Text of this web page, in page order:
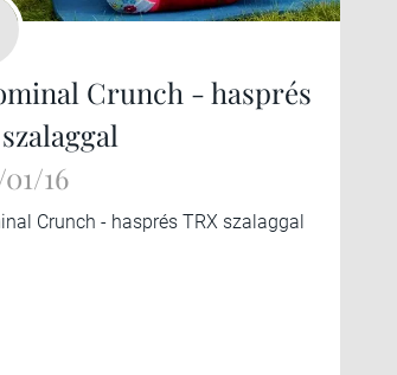
Crunch - hasprés
16
Crunch - hasprés TRX szalaggal